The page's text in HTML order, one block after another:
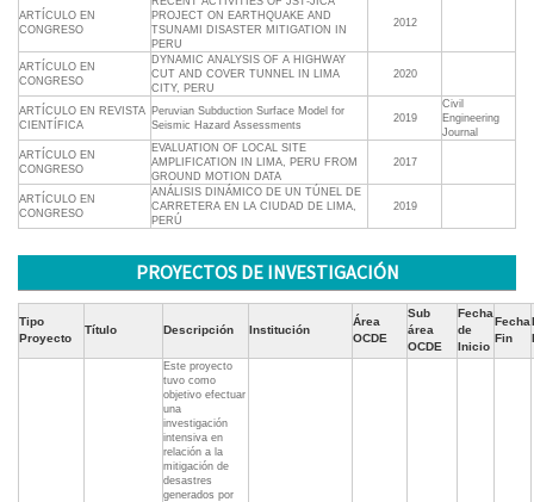
ARTÍCULO EN
CONGRESO
PROJECT ON EARTHQUAKE AND
TSUNAMI DISASTER MITIGATION IN
PERU
2012
ARTÍCULO EN
CONGRESO
DYNAMIC ANALYSIS OF A HIGHWAY
CUT AND COVER TUNNEL IN LIMA
CITY, PERU
2020
ARTÍCULO EN REVISTA
CIENTÍFICA
Peruvian Subduction Surface Model for
Seismic Hazard Assessments
2019
Civil
Engineering
Journal
ARTÍCULO EN
CONGRESO
EVALUATION OF LOCAL SITE
AMPLIFICATION IN LIMA, PERU FROM
GROUND MOTION DATA
2017
ARTÍCULO EN
CONGRESO
ANÁLISIS DINÁMICO DE UN TÚNEL DE
CARRETERA EN LA CIUDAD DE LIMA,
PERÚ
2019
PROYECTOS DE INVESTIGACIÓN
Tipo
Proyecto
Título Descripción Institución
Área
OCDE
Sub
área
OCDE
Fecha
de
Inicio
Fecha
Fin
Este proyecto
tuvo como
objetivo efectuar
una
investigación
intensiva en
relación a la
mitigación de
desastres
generados por